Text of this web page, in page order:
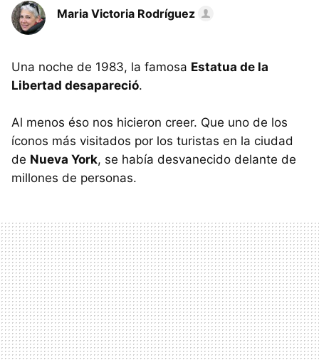
Maria Victoria Rodríguez
Una noche de 1983, la famosa Estatua de la
Libertad desapareció.
Al menos éso nos hicieron creer. Que uno de los
íconos más visitados por los turistas en la ciudad
de Nueva York, se había desvanecido delante de
millones de personas.